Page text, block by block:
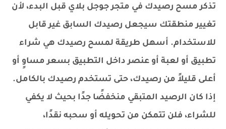
تذكر مسح رصيدك في متجر جوجل بلاي قبل البدء، لأن
تغيير منطقتك سيجعل رصيدك السابق غير قابل
للاستخدام. أسهل طريقة لمسح رصيدك هي شراء
تطبيق أو لعبة أو عنصر داخل التطبيق بسعر مساوٍ أو
أعلى قليلاً من رصيدك، حتى تستخدم رصيدك بالكامل.
إذا كان الرصيد المتبقي منخفضًا جدًا بحيث لا يكفي
للشراء، فلن تتمكن من تحويله أو سحبه نقدًا،